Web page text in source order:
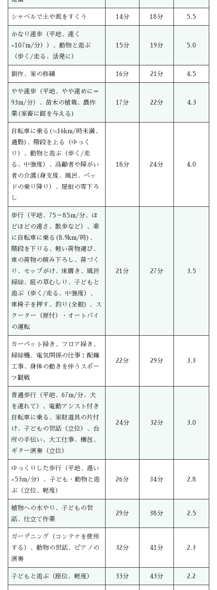
シャベルで土や泥をすくう 14分 18分 5.5
かなり速歩（平地、速く
=107m/分））、動物と遊ぶ
（歩く/走る、活発に）
15分 19分 5.0
耕作、家の修繕 16分 21分 4.5
やや速歩（平地、やや速めに＝
93m/分）、苗木の植栽、農作
業(家畜に餌を与える)
17分 22分 4.3
自転車に乗る(≒16km/時未満、
通勤)、階段を上る（ゆっく
り）、動物と遊ぶ（歩く/走
る、中強度）、高齢者や障がい
者の介護(身支度、風呂、ベッ
ドの乗り降り）、屋根の雪下ろ
し
18分 24分 4.0
歩行（平地、75～85m/分、ほ
どほどの速さ、散歩など）、楽
に自転車に乗る(8.9km/時)、
階段を下りる、軽い荷物運び、
車の荷物の積み下ろし、荷づく
り、モップがけ、床磨き、風呂
掃除、庭の草むしり、子どもと
遊ぶ（歩く/走る、中強度）、
車椅子を押す、釣り(全般) 、ス
クーター（原付）・オートバイ
の運転
21分 27分 3.5
カーペット掃き、フロア掃き、
掃除機、電気関係の仕事：配線
工事、身体の動きを伴うスポー
ツ観戦
22分 29分 3.3
普通歩行（平地、67m/分、犬
を連れて）、電動アシスト付き
自転車に乗る、家財道具の片付
け、子どもの世話（立位）、台
所の手伝い、大工仕事、梱包、
ギター演奏（立位）
24分 32分 3.0
ゆっくりした歩行（平地、遅い
=53m/分）、子ども・動物と遊
ぶ（立位、軽度）
26分 34分 2.8
植物への水やり、子どもの世
話、仕立て作業
29分 38分 2.5
ガーデニング（コンテナを使用
する）、動物の世話、ピアノの
演奏
32分 41分 2.3
子どもと遊ぶ（座位、軽度） 33分 43分 2.2